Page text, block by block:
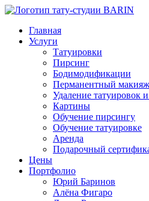
Главная
Услуги
Татуировки
Пирсинг
Бодимодификации
Перманентный макияж
Удаление татуировок
Картины
Обучение пирсингу
Обучение татуировке
Аренда
Подарочный
Цены
Портфолио
Юрий Баринов
Алёна Фигаро